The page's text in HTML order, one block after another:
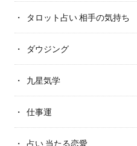
タロット占い 相手の気持ち
ダウジング
九星気学
仕事運
占い 当たる恋愛